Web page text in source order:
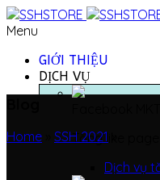
Menu
GIỚI THIỆU
DỊCH VỤ
Tăng like
Dịch vụ
Home SSH 2021